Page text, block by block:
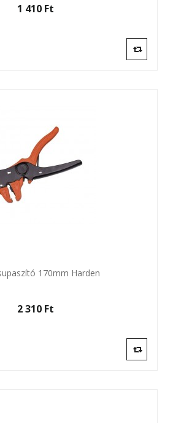
1 410 Ft‎
170mm Harden
2 310 Ft‎